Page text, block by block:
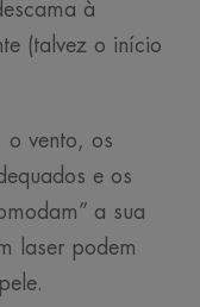
à
(talvez o início
o vento, os
e os
a sua
laser podem